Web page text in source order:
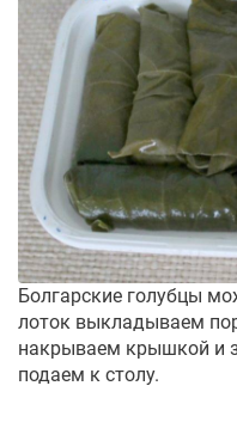
Болгарские голубцы
лоток выкладываем
накрываем крышкой и
подаем к столу.